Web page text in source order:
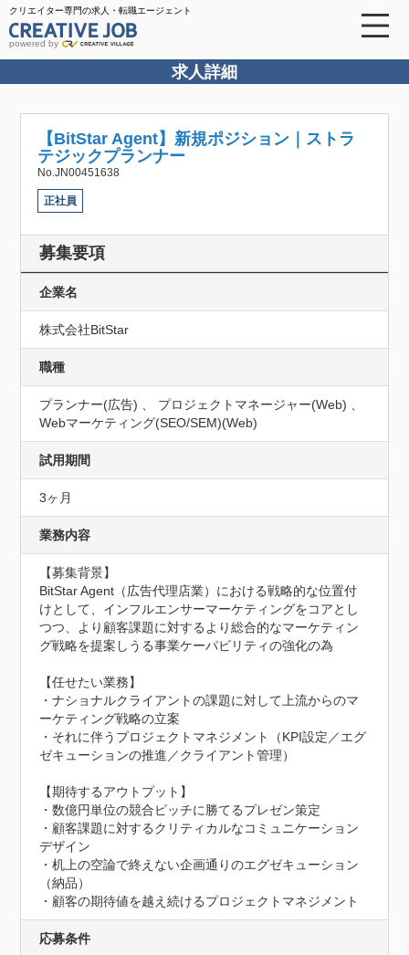
クリエイター専門の求人・転職エージェント
powered by
求人詳細
【BitStar Agent】新規ポジション｜ストラ
テジックプランナー
No.JN00451638
正社員
募集要項
企業名
株式会社BitStar
職種
プランナー(広告) 、 プロジェクトマネージャー(Web) 、
Webマーケティング(SEO/SEM)(Web)
試用期間
3ヶ月
業務内容
【募集背景】
BitStar Agent（広告代理店業）における戦略的な位置付
けとして、インフルエンサーマーケティングをコアとし
つつ、より顧客課題に対するより総合的なマーケティン
グ戦略を提案しうる事業ケーパビリティの強化の為
【任せたい業務】
・ナショナルクライアントの課題に対して上流からのマ
ーケティング戦略の立案
・それに伴うプロジェクトマネジメント（KPI設定／エグ
ゼキューションの推進／クライアント管理）
【期待するアウトプット】
・数億円単位の競合ピッチに勝てるプレゼン策定
・顧客課題に対するクリティカルなコミュニケーション
デザイン
・机上の空論で終えない企画通りのエグゼキューション
（納品）
・顧客の期待値を越え続けるプロジェクトマネジメント
応募条件